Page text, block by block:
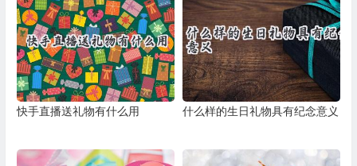
快手直播送礼物有什么用 什么样的生日礼物具有纪念意义